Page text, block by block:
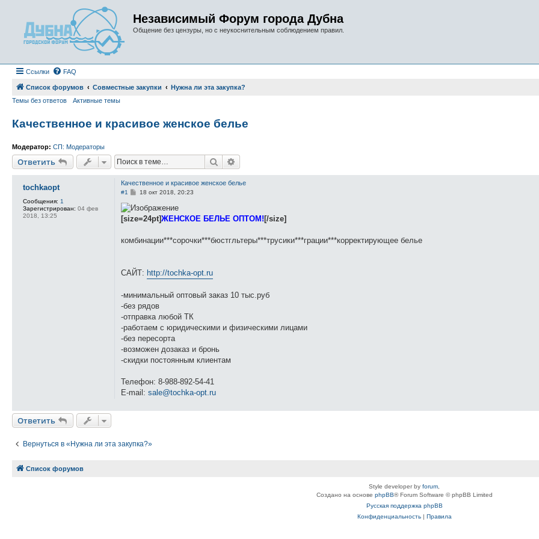
Независимый Форум города Дубна
Общение без цензуры, но с неукоснительным соблюдением правил.
Ссылки FAQ
Список форумов Совместные закупки
Нужна ли эта закупка?
Темы без ответов
Активные темы
Качественное и красивое женское белье
Модератор: СП: Модераторы
Ответить Поиск
tochkaopt
Сообщения: 1
Зарегистрирован: 04 фев
2018, 13:25
Качественное и красивое женское белье
#1
С
о
щ
и
18 окт 2018, 20:23
[size=24pt]ЖЕНСКОЕ БЕЛЬЕ ОПТОМ! [/size]
комбинации***сорочки***бюстгльтеры***трусики***грации***корректирующее белье
САЙТ: http://tochka-opt.ru
-минимальный оптовый заказ 10 тыс.руб
-без рядов
-отправка любой ТК
-работаем с юридическими и физическими лицами
-без пересорта
-возможен дозаказ и бронь
-скидки постоянным клиентам
Телефон: 8-988-892-54-41
E-mail: sale@tochka-opt.ru
Ответить
Вернуться в «Нужна ли эта закупка?»
Список форумов
Style developer by forum,
Создано на основе phpBB® Forum Software © phpBB Limited
Русская поддержка phpBB
Конфиденциальность| Правила